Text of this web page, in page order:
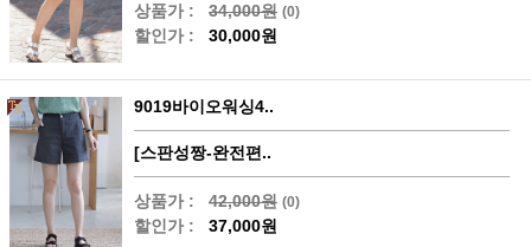
상품가 : 34,000원 (0)
할인가 : 30,000원
9019바이오워싱4..
[스판성짱-완전편..
상품가 : 42,000원 (0)
할인가 : 37,000원